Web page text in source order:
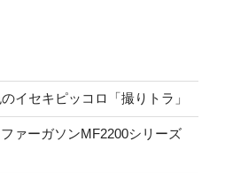
イセキピッコロ「撮りトラ」
ァーガソンMF2200シリーズ